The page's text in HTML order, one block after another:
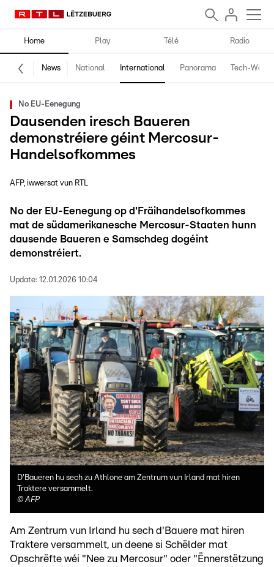
Home Play Télé Radio
News National International Panorama Tech-World
No EU-Eenegung
Dausenden iresch Baueren
demonstréiere géint Mercosur-
Handelsofkommes
AFP, iwwersat vun RTL
No der EU-Eenegung op d'Fräihandelsofkommes
mat de südamerikanesche Mercosur-Staaten hunn
dausende Baueren e Samschdeg dogéint
demonstréiert.
Update: 12.01.2026 10:04
D'Baueren hu sech zu Athlone am Zentrum vun Irland mat hiren
Traktere versammelt.
©AFP
Am Zentrum vun Irland hu sech d'Bauere mat hiren
Traktere versammelt, un deene si Schëlder mat
Opschrëfte wéi "Nee zu Mercosur" oder "Ënnerstëtzung